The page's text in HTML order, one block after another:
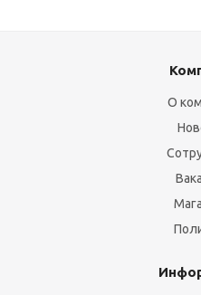
О